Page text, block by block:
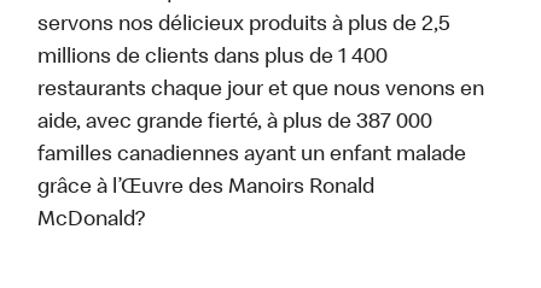
servons nos délicieux produits à plus de 2,5
millions de clients dans plus de 1 400
restaurants chaque jour et que nous venons en
aide, avec grande fierté, à plus de 387 000
familles canadiennes ayant un enfant malade
grâce à l’Œuvre des Manoirs Ronald
McDonald?